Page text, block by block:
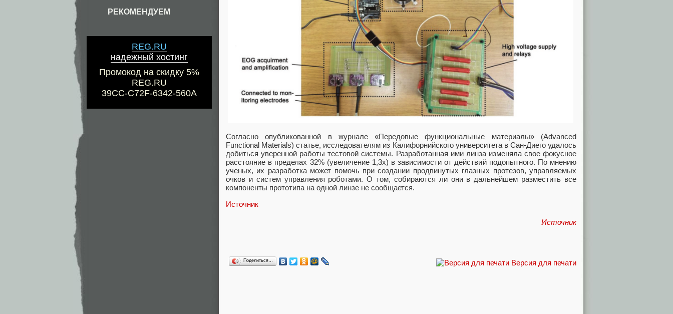
РЕКОМЕНДУЕМ
REG.RU
надежный хостинг
Промокод на скидку 5%
REG.RU
39CC-C72F-6342-560A
Согласно опубликованной в журнале «Передовые функциональные материалы» (Advanced
Functional Materials) статье, исследователям из Калифорнийского университета в Сан-Диего удалось
добиться уверенной работы тестовой системы. Разработанная ими линза изменяла свое фокусное
расстояние в пределах 32% (увеличение 1,3х) в зависимости от действий подопытного. По мнению
ученых, их разработка может помочь при создании продвинутых глазных протезов, управляемых
очков и систем управления роботами. О том, собираются ли они в дальнейшем разместить все
компоненты прототипа на одной линзе не сообщается.
Источник
Источник
Версия для печати
Поделиться…